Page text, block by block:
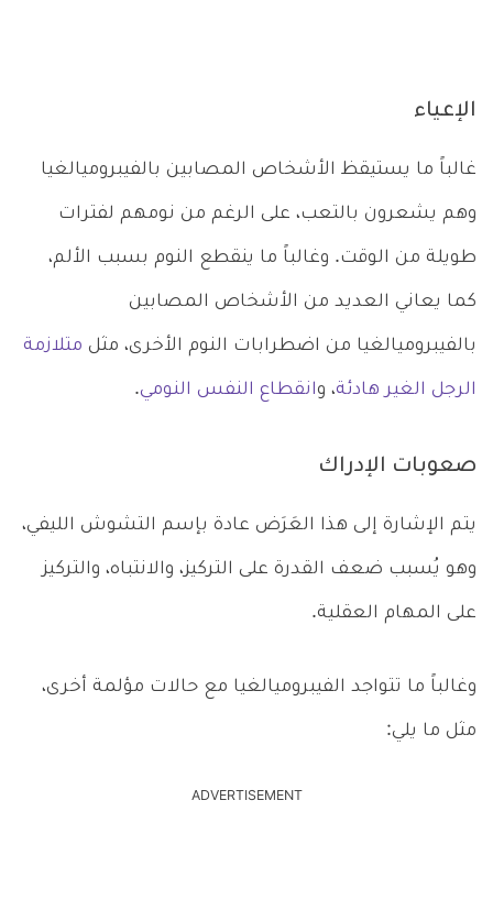
الإعياء
غالباً ما يستيقظ الأشخاص المصابين بالفيبروميالغيا
وهم يشعرون بالتعب، على الرغم من نومهم لفترات
طويلة من الوقت. وغالباً ما ينقطع النوم بسبب الألم،
كما يعاني العديد من الأشخاص المصابين
بالفيبروميالغيا من اضطرابات النوم الأخرى، مثل متلازمة
الرجل الغير هادئة، وانقطاع النفس النومي.
صعوبات الإدراك
يتم الإشارة إلى هذا العَرَض عادة بإسم التشوش الليفي،
وهو يُسبب ضعف القدرة على التركيز، والانتباه، والتركيز
على المهام العقلية.
وغالباً ما تتواجد الفيبروميالغيا مع حالات مؤلمة أخرى،
مثل ما يلي:
ADVERTISEMENT